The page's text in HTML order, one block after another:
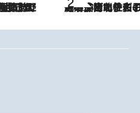
2026.8.3
《「文士の子ども被害者の会」発足！》阿川佐和子（72）が語る遠藤周作に北杜夫、劇作家・矢代静一の子どもたちの“文豪プライベート事件簿”